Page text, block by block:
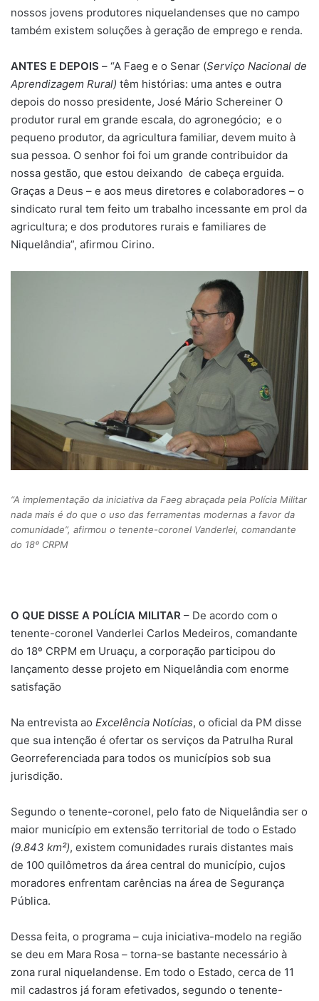
nossos jovens produtores niquelandenses que no campo
também existem soluções à geração de emprego e renda.
ANTES E DEPOIS – “A Faeg e o Senar (Serviço Nacional de
Aprendizagem Rural) têm histórias: uma antes e outra
depois do nosso presidente, José Mário Schereiner O
produtor rural em grande escala, do agronegócio; e o
pequeno produtor, da agricultura familiar, devem muito à
sua pessoa. O senhor foi foi um grande contribuidor da
nossa gestão, que estou deixando de cabeça erguida.
Graças a Deus – e aos meus diretores e colaboradores – o
sindicato rural tem feito um trabalho incessante em prol da
agricultura; e dos produtores rurais e familiares de
Niquelândia”, afirmou Cirino.
“A implementação da iniciativa da Faeg abraçada pela Polícia Militar
nada mais é do que o uso das ferramentas modernas a favor da
comunidade”, afirmou o tenente-coronel Vanderlei, comandante
do 18º CRPM
O QUE DISSE A POLÍCIA MILITAR – De acordo com o
tenente-coronel Vanderlei Carlos Medeiros, comandante
do 18º CRPM em Uruaçu, a corporação participou do
lançamento desse projeto em Niquelândia com enorme
satisfação
Na entrevista ao Excelência Notícias, o oficial da PM disse
que sua intenção é ofertar os serviços da Patrulha Rural
Georreferenciada para todos os municípios sob sua
jurisdição.
Segundo o tenente-coronel, pelo fato de Niquelândia ser o
maior município em extensão territorial de todo o Estado
(9.843 km²), existem comunidades rurais distantes mais
de 100 quilômetros da área central do município, cujos
moradores enfrentam carências na área de Segurança
Pública.
Dessa feita, o programa – cuja iniciativa-modelo na região
se deu em Mara Rosa – torna-se bastante necessário à
zona rural niquelandense. Em todo o Estado, cerca de 11
mil cadastros já foram efetivados, segundo o tenente-